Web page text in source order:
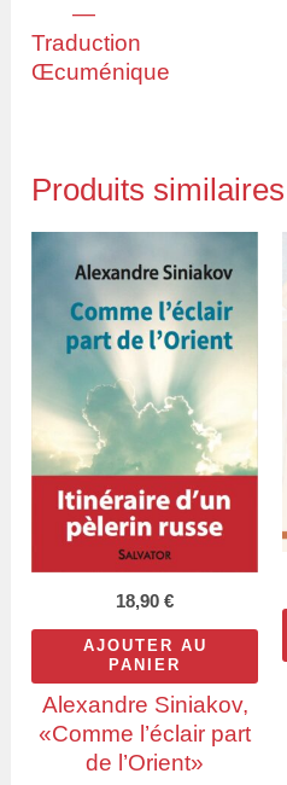
—
Traduction
Œcuménique
Produits similaires
18,90€
AJOUTER AU
PANIER
Alexandre Siniakov,
«Comme l’éclair part
de l’Orient»